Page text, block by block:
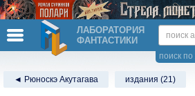
ЛАБОРАТОРИЯ
ФАНТАСТИКИ
поиск
◄ Рюноскэ Акутагава издания (21)